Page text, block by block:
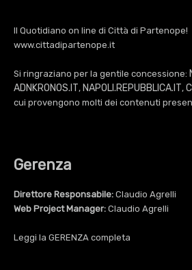
Il Quotidiano on line di Città di Partenope!
www.cittadipartenope.it
Si ringraziano per la gentile concessione:
ADNKRONOS.IT, NAPOLI.REPUBBLICA.IT,
cui provengono molti dei contenuti
Gerenza
Direttore Responsabile: Claudio Agrelli
Web Project Manager: Claudio Agrelli
Leggi la GERENZA completa